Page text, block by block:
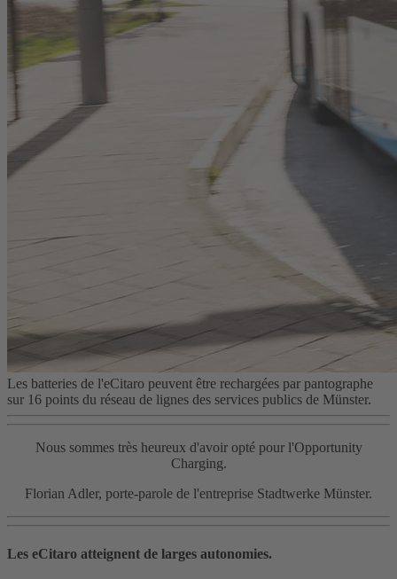
Les batteries de l'eCitaro peuvent être rechargées par pantographe
sur 16 points du réseau de lignes des services publics de Münster.
Nous sommes très heureux d'avoir opté pour l'Opportunity
Charging.
Florian Adler, porte-parole de l'entreprise Stadtwerke Münster.
Les eCitaro atteignent de larges autonomies.